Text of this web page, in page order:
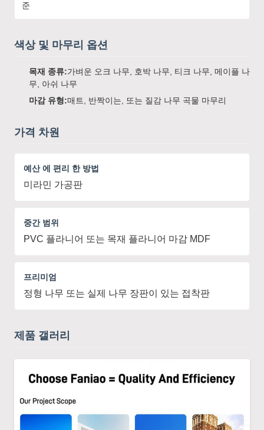
준
색상 및 마무리 옵션
목재 종류:가벼운 오크 나무, 호박 나무, 티크 나무, 메이플 나
무, 아쉬 나무
마감 유형:매트, 반짝이는, 또는 질감 나무 곡물 마무리
가격 차원
예산 에 편리 한 방법
미라민 가공판
중간 범위
PVC 플라니어 또는 목재 플라니어 마감 MDF
프리미엄
정형 나무 또는 실제 나무 장판이 있는 접착판
제품 갤러리